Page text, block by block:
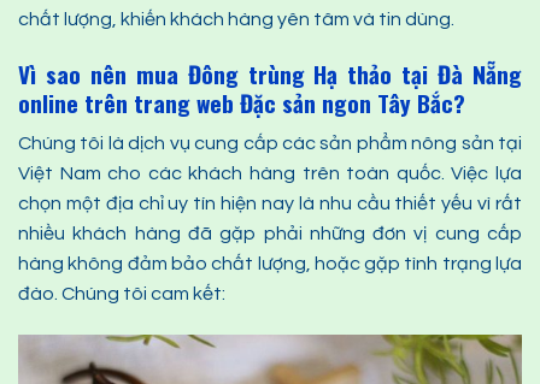
chất lượng, khiến khách hàng yên tâm và tin dùng.
Vì sao nên mua Đông trùng Hạ thảo tại Đà Nẵng
online trên trang web Đặc sản ngon Tây Bắc?
Chúng tôi là dịch vụ cung cấp các sản phẩm nông sản tại
Việt Nam cho các khách hàng trên toàn quốc. Việc lựa
chọn một địa chỉ uy tín hiện nay là nhu cầu thiết yếu vì rất
nhiều khách hàng đã gặp phải những đơn vị cung cấp
hàng không đảm bảo chất lượng, hoặc gặp tình trạng lựa
đào. Chúng tôi cam kết: